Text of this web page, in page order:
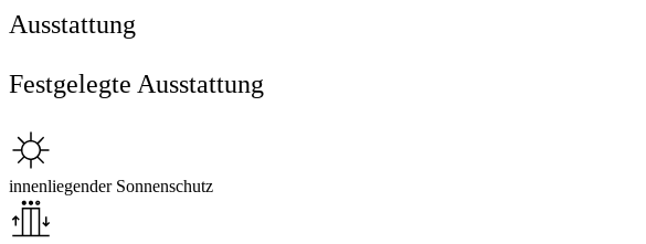
Ausstattung
Festgelegte Ausstattung
innenliegender Sonnenschutz